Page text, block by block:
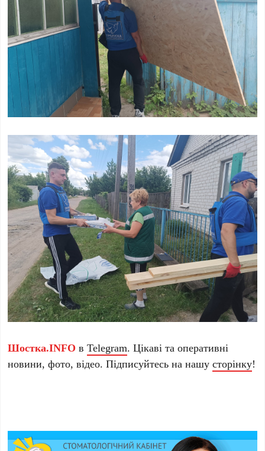
Шостка.INFO вTelegram. Цікаві та оперативні
новини, фото, відео. Підписуйтесь на нашусторінку!